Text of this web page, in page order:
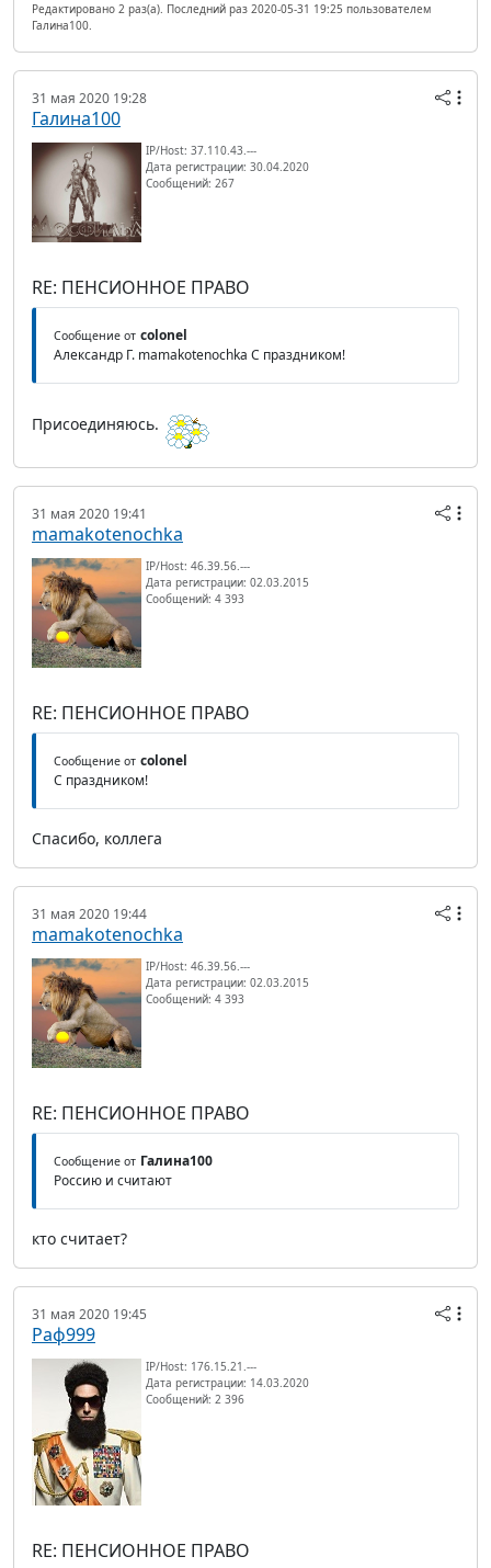
Редактировано 2 раз(а). Последний раз 2020-05-31 19:25 пользователем
Галина100.
31 мая 2020 19:28
Галина100
IP/Host: 37.110.43.---
Дата регистрации: 30.04.2020
Сообщений: 267
RE: ПЕНСИОННОЕ ПРАВО
Сообщение от colonel
Александр Г. mamakotenochka С праздником!
Присоединяюсь.
31 мая 2020 19:41
mamakotenochka
IP/Host: 46.39.56.---
Дата регистрации: 02.03.2015
Сообщений: 4 393
RE: ПЕНСИОННОЕ ПРАВО
Сообщение от colonel
С праздником!
Спасибо, коллега
31 мая 2020 19:44
mamakotenochka
IP/Host: 46.39.56.---
Дата регистрации: 02.03.2015
Сообщений: 4 393
RE: ПЕНСИОННОЕ ПРАВО
Сообщение от Галина100
Россию и считают
кто считает?
31 мая 2020 19:45
Раф999
IP/Host: 176.15.21.---
Дата регистрации: 14.03.2020
Сообщений: 2 396
RE: ПЕНСИОННОЕ ПРАВО